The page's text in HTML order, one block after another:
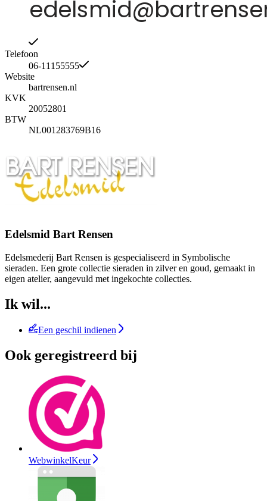
Telefoon
06-11155555
Website
bartrensen.nl
KVK
20052801
BTW
NL001283769B16
Edelsmid Bart Rensen
Edelsmederij Bart Rensen is gespecialiseerd in Symbolische
sieraden. Een grote collectie sieraden in zilver en goud, gemaakt in
eigen atelier, aangevuld met ingekochte collecties.
Ik wil...
Een geschil indienen
Ook geregistreerd bij
WebwinkelKeur